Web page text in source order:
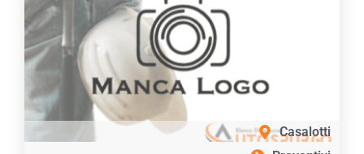
Casalotti